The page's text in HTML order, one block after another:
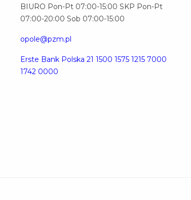
BIURO Pon-Pt 07:00-15:00 SKP Pon-Pt
07:00-20:00 Sob 07:00-15:00
opole@pzm.pl
Erste Bank Polska 21 1500 1575 1215 7000
1742 0000